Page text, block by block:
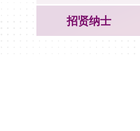
招贤纳士